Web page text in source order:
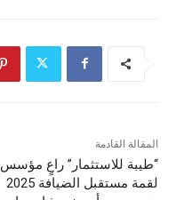
المقالة القادمة
“طيبة للاستثمار” راعٍ مؤسس
لقمة مستقبل الضيافة 2025